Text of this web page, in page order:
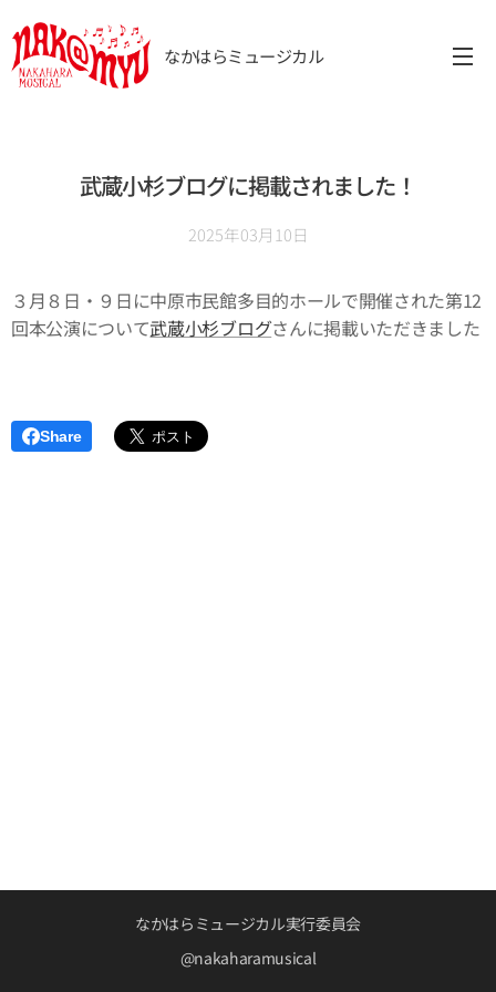
なかはらミュージカル
武蔵小杉ブログに掲載されました！
2025年03月10日
３月８日・９日に中原市民館多目的ホールで開催された第12
回本公演について武蔵小杉ブログさんに掲載いただきました
Share
なかはらミュージカル実行委員会
@nakaharamusical